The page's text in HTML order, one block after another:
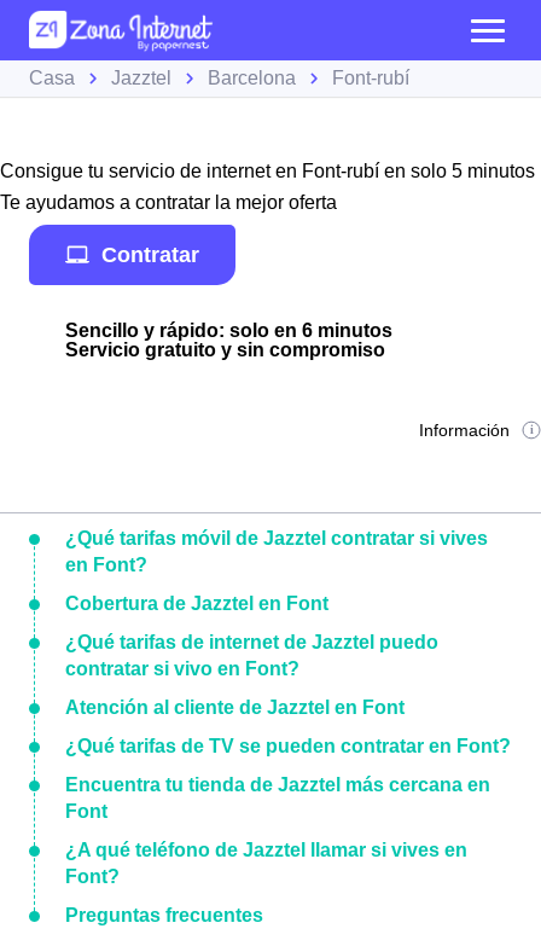
Casa Jazztel Barcelona Font-rubí
Consigue tu servicio de internet en Font-rubí en solo 5 minutos
Te ayudamos a contratar la mejor oferta
Contratar
Sencillo y rápido: solo en 6 minutos
Servicio gratuito y sin compromiso
Información
¿Qué tarifas móvil de Jazztel contratar si vives
en Font?
Cobertura de Jazztel en Font
¿Qué tarifas de internet de Jazztel puedo
contratar si vivo en Font?
Atención al cliente de Jazztel en Font
¿Qué tarifas de TV se pueden contratar en Font?
Encuentra tu tienda de Jazztel más cercana en
Font
¿A qué teléfono de Jazztel llamar si vives en
Font?
Preguntas frecuentes